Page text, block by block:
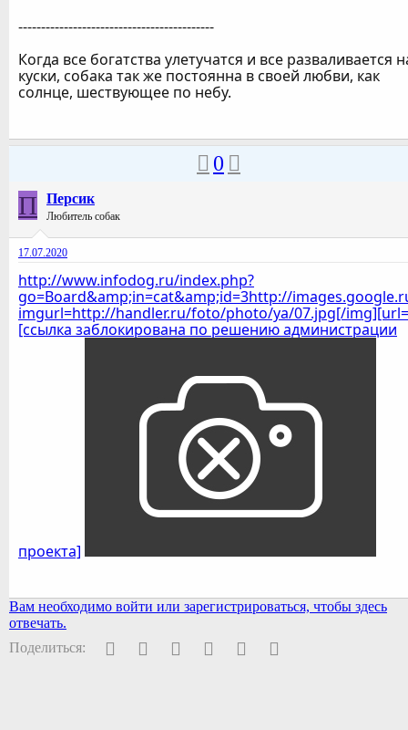
-------------------------------------------
Когда все богатства улетучатся и все разваливается
куски, собака так же постоянна в своей любви, как
солнце, шествующее по небу.
0
П Персик
Любитель собак
17.07.2020
http://www.infodog.ru/index.php?
go=Board&amp;in=cat&amp;id=3http://
imgurl=http://handler.ru/foto/photo/ya/07.jpg[/
[ссылка заблокирована по решению администрации
проекта]
Вам необходимо войти или зарегистрироваться, чтобы здесь
отвечать.
Поделиться:
Facebook
Twitter PinterestWhatsAppЭлектронная почта